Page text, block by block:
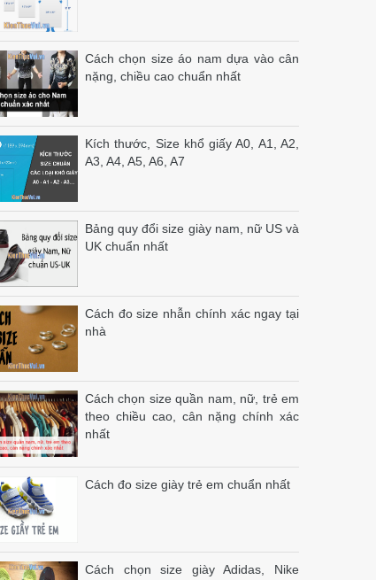
Cách chọn size áo nam dựa vào cân
nặng, chiều cao chuẩn nhất
Kích thước, Size khổ giấy A0, A1, A2,
A3, A4, A5, A6, A7
Bảng quy đổi size giày nam, nữ US và
UK chuẩn nhất
Cách đo size nhẫn chính xác ngay tại
nhà
Cách chọn size quần nam, nữ, trẻ em
theo chiều cao, cân nặng chính xác
nhất
Cách đo size giày trẻ em chuẩn nhất
Cách chọn size giày Adidas, Nike